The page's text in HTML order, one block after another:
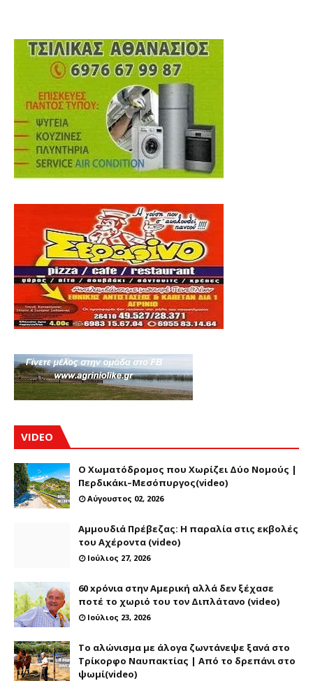
VIDEO
Ο Χωματόδρομος που Χωρίζει Δύο Νομούς |
Περδικάκι–Μεσόπυργος(video)
Αύγουστος 02, 2026
Αμμουδιά Πρέβεζας: Η παραλία στις εκβολές
του Αχέροντα (video)
Ιούλιος 27, 2026
60 xρόνια στην Αμερική αλλά δεν ξέχασε
ποτέ το χωριό του τον Διπλάτανο (video)
Ιούλιος 23, 2026
Το αλώνισμα με άλογα ζωντάνεψε ξανά στο
Τρίκορφο Ναυπακτίας | Από το δρεπάνι στο
ψωμί(video)